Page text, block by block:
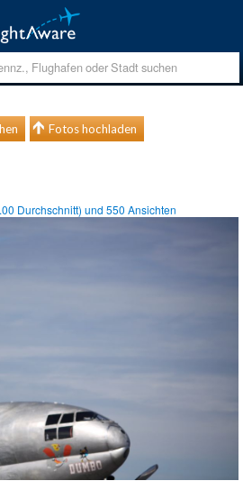
Fotos hochladen
Durchschnitt) und550 Ansichten